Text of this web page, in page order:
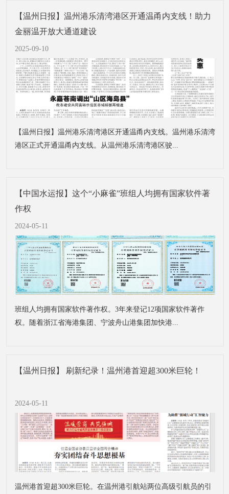
【温州日报】温州港乐清湾港区开通温甬内支线！助力
金丽温开放大通道建设
2025-09-10
【温州日报】温州港乐清湾港区开通温甬内支线。温州港乐清湾
港区正式开通温甬内支线。从温州港乐清湾港区驶...
【中国水运报】这个“小麻雀”班组人均拥有国家软件著
作权
2024-05-11
班组人均拥有国家软件著作权。3年来登记12项国家软件著作
权。随着浙江省海港集团、宁波舟山港集团加快港...
【温州日报】 刷新纪录！温州港首迎超300米巨轮！
2024-05-11
温州港首迎超300米巨轮。在温州港引航站两位高级引航员的引